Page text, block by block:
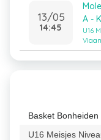
13/05
14:45
A -
U16
Basket
U16 Meisjes